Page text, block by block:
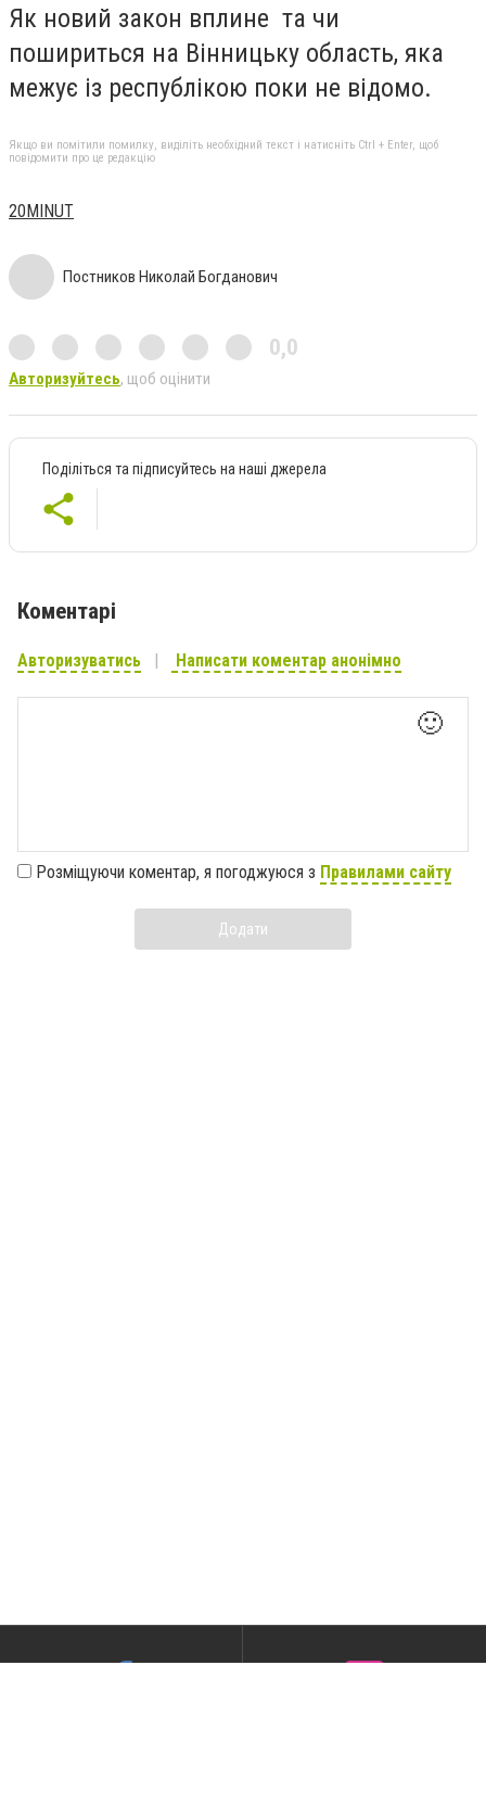
Як новий закон вплине та чи
пошириться на Вінницьку область, яка
межує із республікою поки не відомо.
Якщо ви помітили помилку, виділіть необхідний текст і натисніть Ctrl + Enter, щоб
повідомити про це редакцію
20MINUT
Постников Николай Богданович
0,0
Авторизуйтесь, щоб оцінити
Поділіться та підписуйтесь на наші джерела
Коментарі
Авторизуватись Написати коментар анонімно
🙂
Розміщуючи коментар, я погоджуюся з Правилами сайту
Додати